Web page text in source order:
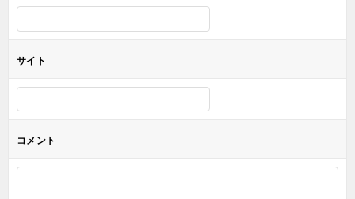
サイト
コメント